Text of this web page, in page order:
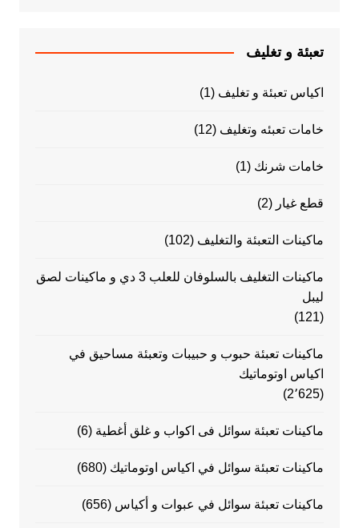
تعبئة و تغليف
اكياس تعبئة و تغليف (1)
خامات تعبئه وتغليف (12)
خامات شرنك (1)
قطع غيار (2)
ماكينات التعبئة والتغليف (102)
ماكينات التغليف بالسلوفان للعلب 3 دي و ماكينات لصق
ليبل
(121)
ماكينات تعبئة حبوب و حبيبات وتعبئة مساحيق في
اكياس اوتوماتيك
(2٬625)
ماكينات تعبئة سوائل فى اكواب و غلق أغطية (6)
ماكينات تعبئة سوائل في اكياس اوتوماتيك (680)
ماكينات تعبئة سوائل في عبوات و أكياس (656)